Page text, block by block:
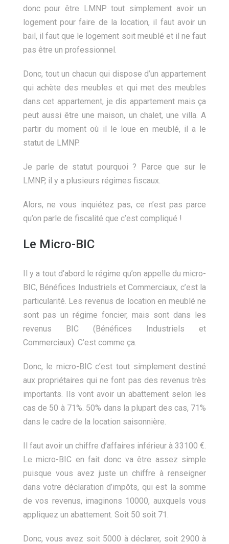
donc pour être LMNP tout simplement avoir un
logement pour faire de la location, il faut avoir un
bail, il faut que le logement soit meublé et il ne faut
pas être un professionnel.
Donc, tout un chacun qui dispose d’un appartement
qui achète des meubles et qui met des meubles
dans cet appartement, je dis appartement mais ça
peut aussi être une maison, un chalet, une villa. A
partir du moment où il le loue en meublé, il a le
statut de LMNP.
Je parle de statut pourquoi ? Parce que sur le
LMNP, il y a plusieurs régimes fiscaux.
Alors, ne vous inquiétez pas, ce n’est pas parce
qu’on parle de fiscalité que c’est compliqué !
Le Micro-BIC
Il y a tout d’abord le régime qu’on appelle du micro-
BIC, Bénéfices Industriels et Commerciaux, c’est la
particularité. Les revenus de location en meublé ne
sont pas un régime foncier, mais sont dans les
revenus BIC (Bénéfices Industriels et
Commerciaux). C’est comme ça.
Donc, le micro-BIC c’est tout simplement destiné
aux propriétaires qui ne font pas des revenus très
importants. Ils vont avoir un abattement selon les
cas de 50 à 71%. 50% dans la plupart des cas, 71%
dans le cadre de la location saisonnière.
Il faut avoir un chiffre d’affaires inférieur à 33100 €.
Le micro-BIC en fait donc va être assez simple
puisque vous avez juste un chiffre à renseigner
dans votre déclaration d’impôts, qui est la somme
de vos revenus, imaginons 10000, auxquels vous
appliquez un abattement. Soit 50 soit 71.
Donc, vous avez soit 5000 à déclarer, soit 2900 à